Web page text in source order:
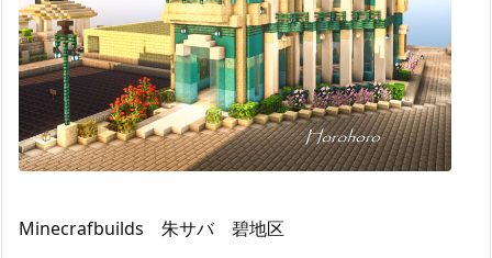
Minecrafbuilds 朱サバ 碧地区